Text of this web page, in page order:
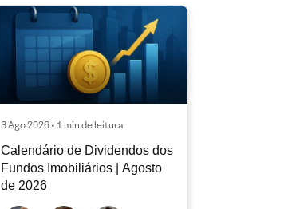
3 Ago 2026 • 1 min de leitura
Calendário de Dividendos dos
Fundos Imobiliários | Agosto
de 2026